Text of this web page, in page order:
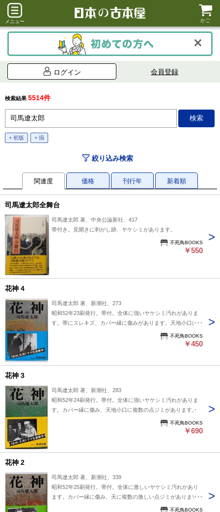
メニュー かご
ログイン 会員登録
検索結果 5514件
+ 初版 + 揃
絞り込み検索
関連度 価格 刊行年 新着順
司馬遼太郎全舞台
司馬遼太郎 著、中央公論新社、417
帯付き。見開きに剥がし跡、ヤケシミがあります。
不死鳥BOOKS
￥550
花神 4
司馬遼太郎 著、新潮社、273
昭和52年23刷発行。帯付。全体に強いヤケシミ汚れがありま
す。帯にスレキズ、カバー縁に傷みがあります。天地小口に複
不死鳥BOOKS
￥450
花神 3
司馬遼太郎 著、新潮社、283
昭和52年24刷発行。帯付。全体に強いヤケシミ汚れがありま
す。カバー縁に傷み、天地小口に複数の点ジミがあります。
不死鳥BOOKS
￥690
花神 2
司馬遼太郎 著、新潮社、339
昭和52年25刷発行。帯付。全体に激しいヤケシミ汚れがあり
ます。カバー縁に傷み、天に複数の激しい点ジミがあります。
不死鳥BOOKS